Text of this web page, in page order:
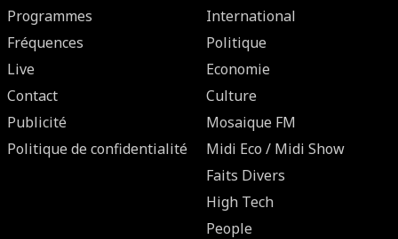
Programmes
Fréquences
Live
Contact
Publicité
Politique de confidentialité
International
Politique
Economie
Culture
Mosaique FM
Midi Eco / Midi Show
Faits Divers
High Tech
People